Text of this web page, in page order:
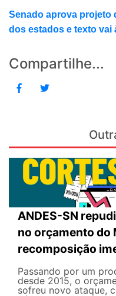
Senado aprova projeto
dos estados e texto vai
Compartilhe...
ANDES-SN
no orçamento do
recomposição
Passando por um
desde 2015, o
sofreu novo ataque,